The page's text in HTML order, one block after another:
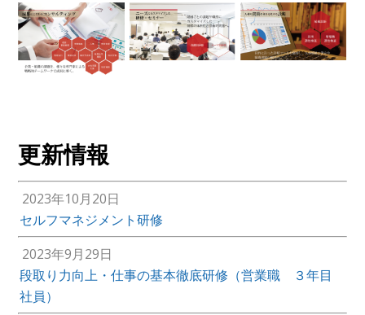
更新情報
2023年10月20日
セルフマネジメント研修
2023年9月29日
段取り力向上・仕事の基本徹底研修（営業職 ３年目
社員）